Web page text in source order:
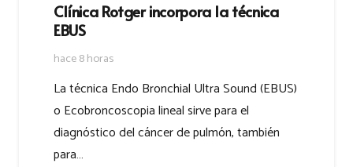
Clínica Rotger incorpora la técnica
EBUS
hace 8 horas
La técnica Endo Bronchial Ultra Sound (EBUS)
o Ecobroncoscopia lineal sirve para el
diagnóstico del cáncer de pulmón, también
para…